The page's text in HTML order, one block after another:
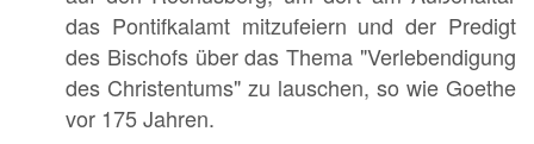
das Pontifkalamt mitzufeiern und der Predigt
des Bischofs über das Thema "Verlebendigung
des Christentums" zu lauschen, so wie Goethe
vor 175 Jahren.